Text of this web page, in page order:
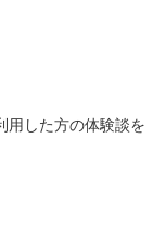
用した方の体験談を